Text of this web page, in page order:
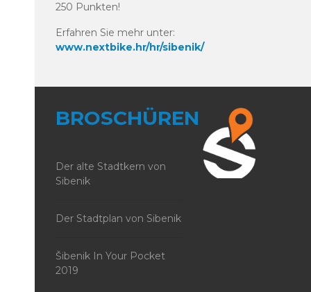
250 Punkten!
Erfahren Sie mehr unter:
www.nextbike.hr/hr/sibenik/
BROSCHÜREN
Der alte Stadtkern von
Sibenik
Der Stadtplan von Sibenik
Šibenik In Your Pocket
2019